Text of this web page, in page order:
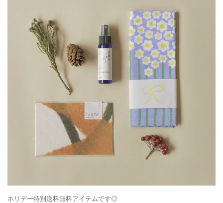
ホリデー特別送料無料アイテムです◎